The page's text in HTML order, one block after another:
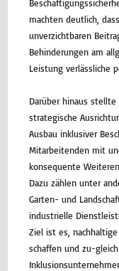
machten deutlich,
unverzichtbaren
Behinderungen am
Leistung verlässliche
Darüber hinaus
strategische
Ausbau inklusiver
Mitarbeitenden mit
konsequente
Dazu zählen unter
Garten- und
industrielle
Ziel ist es,
schaffen und zu-